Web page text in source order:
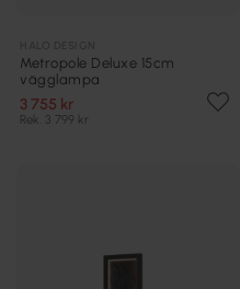
Metropole Deluxe 15cm
vägglampa
3 755 kr
Rek. 3 799 kr